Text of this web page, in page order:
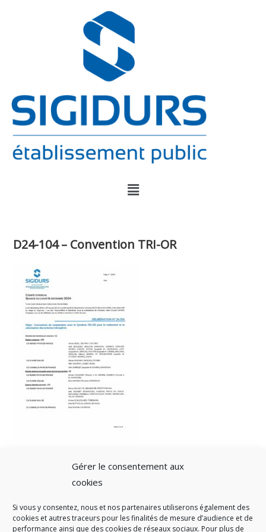
Gérer le consentement aux
cookies
Si vous y consentez, nous et nos partenaires utiliserons également des
cookies et autres traceurs pour les finalités de mesure d’audience et de
performance ainsi que des cookies de réseaux sociaux. Pour plus de
D24-104 – Convention TRI-OR
A SAVOIR